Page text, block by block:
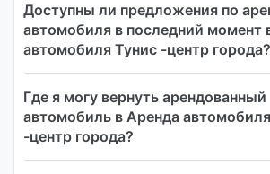
Доступны ли предложения по
автомобиля в последний момент
автомобиля Тунис -центр города?
Где я могу вернуть арендованный
автомобиль в Аренда
-центр города?